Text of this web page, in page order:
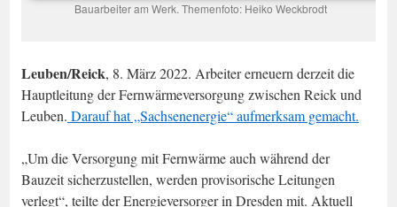
Bauarbeiter am Werk. Themenfoto: Heiko Weckbrodt
Leuben/Reick, 8. März 2022. Arbeiter erneuern derzeit die
Hauptleitung der Fernwärmeversorgung zwischen Reick und
Leuben. Darauf hat „Sachsenenergie“ aufmerksam gemacht.
„Um die Versorgung mit Fernwärme auch während der
Bauzeit sicherzustellen, werden provisorische Leitungen
verlegt“, teilte der Energieversorger in Dresden mit. Aktuell